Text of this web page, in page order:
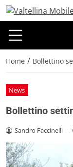
Home / Bollettino
News
Bollettino
Sandro Faccinelli -